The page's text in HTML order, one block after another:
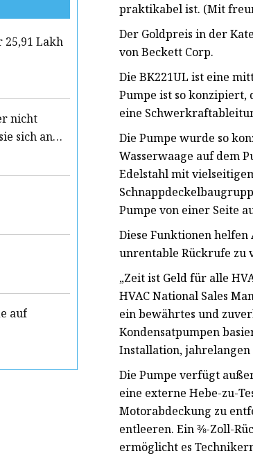
Lakh
nicht
sich an
auf
praktikabel ist. (Mit
Der Goldpreis in der
von Beckett Corp.
Die BK221UL ist eine
Pumpe ist so konzipiert,
eine
Die Pumpe wurde so
Wasserwaage auf dem
Edelstahl mit
Pumpe von einer Seite
Diese Funktionen
unrentable Rückrufe zu
„Zeit ist Geld für alle
HVAC National Sales
ein bewährtes und
Kondensatpumpen
Installation, jahrelangen
Die Pumpe verfügt
eine externe Hebe-zu-
Motorabdeckung zu
entleeren. Ein ⅜-Zoll-
ermöglicht es